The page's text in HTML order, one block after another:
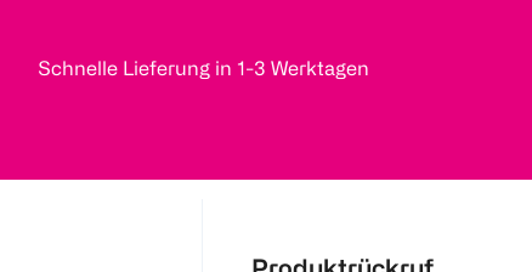
Schnelle Lieferung in 1-3 Werktagen